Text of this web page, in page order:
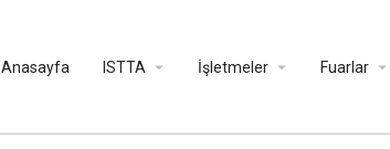
Anasayfa ISTTA İşletmeler Fuarlar